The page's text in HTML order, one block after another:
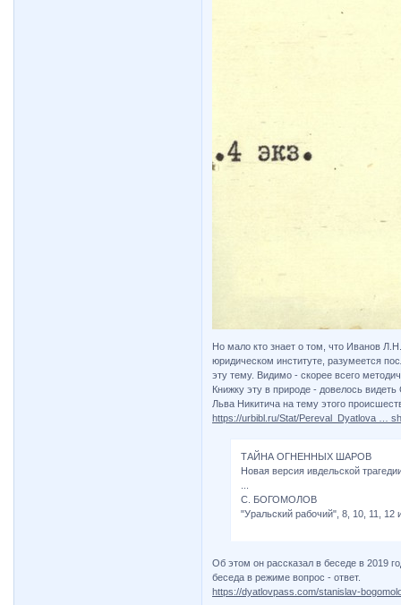
Но мало кто знает о том, что Иванов
юридическом институте, разумеется
эту тему. Видимо - скорее всего
Книжку эту в природе - довелось
Льва Никитича на тему этого
https://urbibl.ru/Stat/Pereval_Dyatlova …
ТАЙНА ОГНЕННЫХ ШАРОВ
Новая версия ивдельской
С. БОГОМОЛОВ
"Уральский рабочий", 8, 10, 11, 12
Об этом он рассказал в беседе в 2019
беседа в режиме вопрос - ответ.
https://dyatlovpass.com/stanislav-